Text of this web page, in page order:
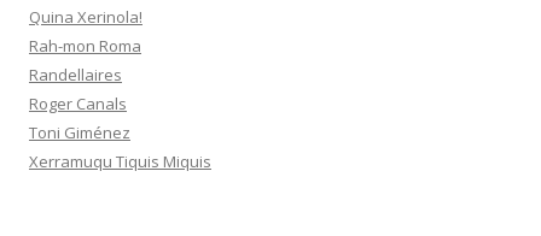
Quina Xerinola!
Rah-mon Roma
Randellaires
Roger Canals
Toni Giménez
Xerramuqu Tiquis Miquis